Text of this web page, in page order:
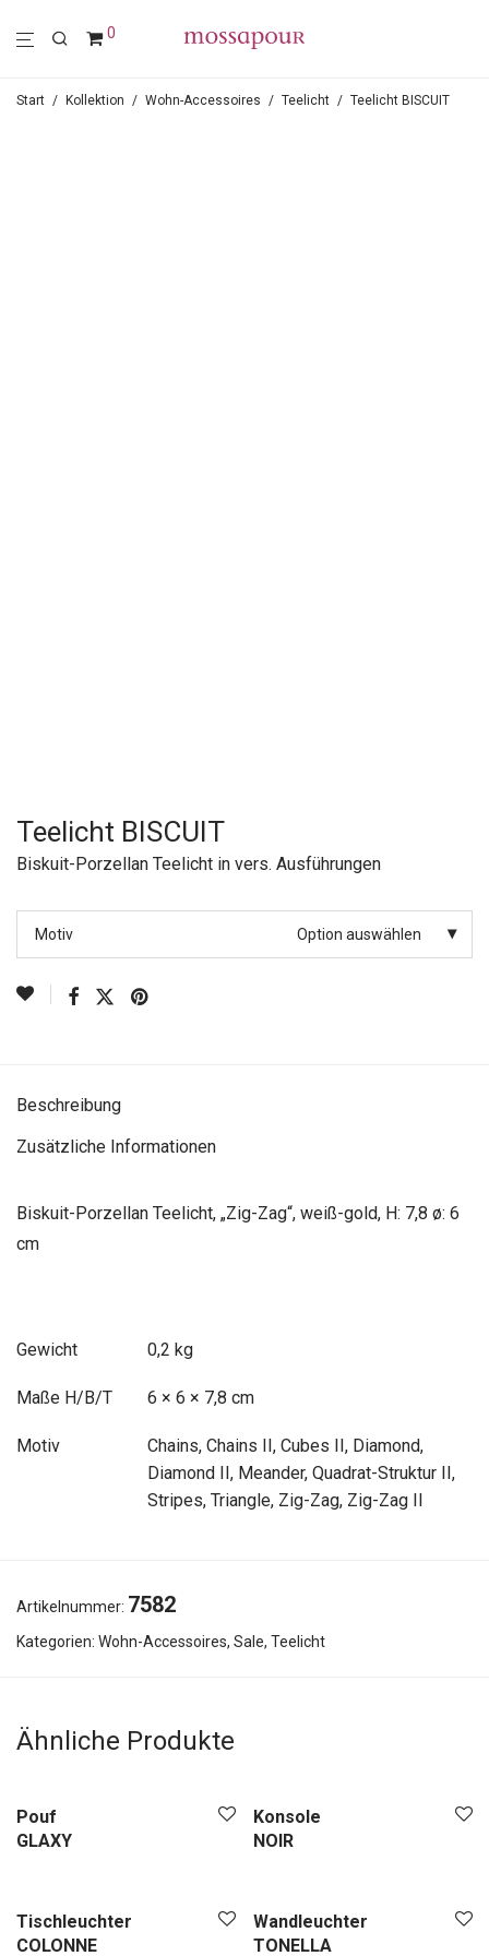
0
Start / Kollektion / Wohn-Accessoires / Teelicht / Teelicht BISCUIT
Teelicht BISCUIT
Biskuit-Porzellan Teelicht in vers. Ausführungen
Motiv Option auswählen
Beschreibung
Zusätzliche Informationen
Biskuit-Porzellan Teelicht, „Zig-Zag“, weiß-gold, H: 7,8 ø: 6
cm
Gewicht 0,2 kg
Maße 6 × 6 × 7,8 cm
Motiv
Chains, Chains II, Cubes II, Diamond,
Diamond II, Meander, Quadrat-Struktur II,
Stripes, Triangle, Zig-Zag, Zig-Zag II
Artikelnummer: 7582
Kategorien: Wohn-Accessoires, Sale, Teelicht
Ähnliche Produkte
Pouf
GLAXY
Konsole
NOIR
Tischleuchter
COLONNE
Wandleuchter
TONELLA